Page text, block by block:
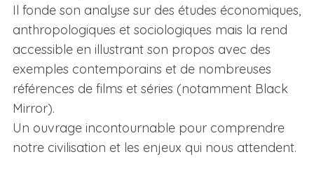
Il fonde son analyse sur des études économiques,
anthropologiques et sociologiques mais la rend
accessible en illustrant son propos avec des
exemples contemporains et de nombreuses
références de films et séries (notamment Black
Mirror).
Un ouvrage incontournable pour comprendre
notre civilisation et les enjeux qui nous attendent.